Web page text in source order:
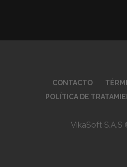
CONTACTO
POLÍTICA DE
VikaSoft S.A.S